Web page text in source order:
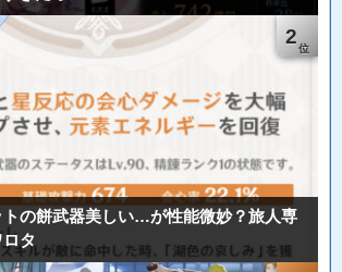
2
トの餅武器美しい…が性能微妙？旅人専
タ